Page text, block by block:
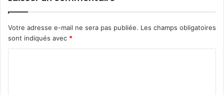
Votre adresse e-mail ne sera pas publiée. Les champs obligatoires
sont indiqués avec *